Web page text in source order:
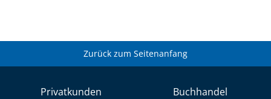
Zurück zum Seitenanfang
Privatkunden Buchhandel